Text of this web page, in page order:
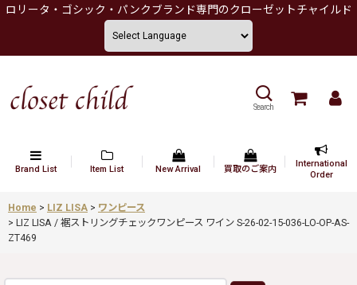
ロリータ・ゴシック・パンクブランド専門のクローゼットチャイルド
Search
Brand List Item List New Arrival 買取のご案内
International
Order
Home > LIZ LISA > ワンピース
> LIZ LISA / 裾ストリングチェックワンピース ワイン S-26-02-15-036-LO-OP-AS-
ZT469